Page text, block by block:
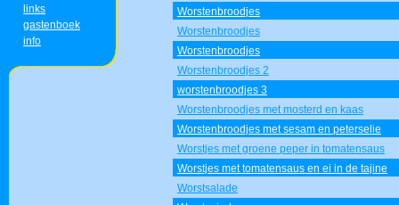
links
gastenboek
info
Worstenbroodjes
Worstenbroodjes
Worstenbroodjes
Worstenbroodjes 2
worstenbroodjes 3
Worstenbroodjes met mosterd en kaas
Worstenbroodjes met sesam en peterselie
Worstjes met groene peper in tomatensaus
Worstjes met tomatensaus en ei in de tajine
Worstsalade